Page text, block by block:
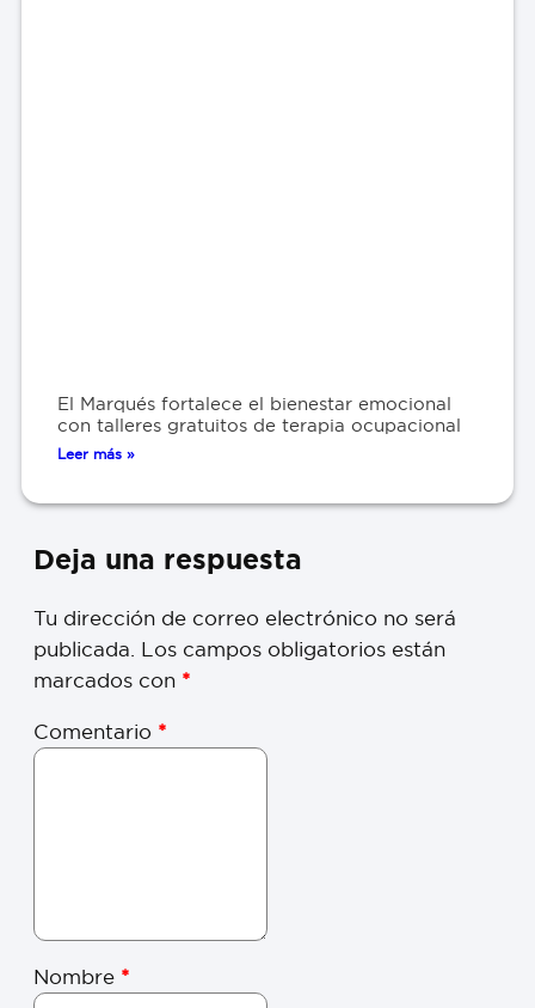
El Marqués fortalece el bienestar emocional
con talleres gratuitos de terapia ocupacional
Leer más »
Deja una respuesta
Tu dirección de correo electrónico no será
publicada. Los campos obligatorios están
marcados con *
Comentario *
Nombre *